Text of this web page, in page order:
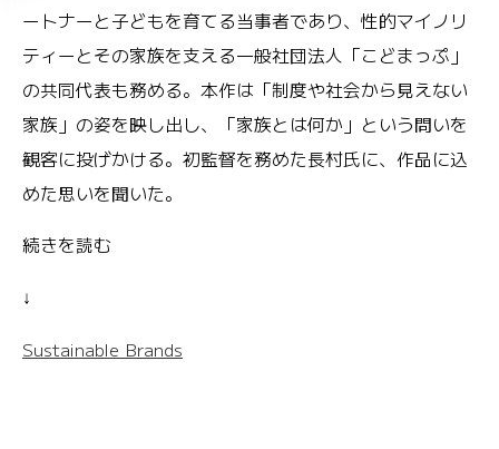
ートナーと子どもを育てる当事者であり、性的マイノリ
ティーとその家族を支える一般社団法人「こどまっぷ」
の共同代表も務める。本作は「制度や社会から見えない
家族」の姿を映し出し、「家族とは何か」という問いを
観客に投げかける。初監督を務めた長村氏に、作品に込
めた思いを聞いた。
続きを読む
↓
Sustainable Brands